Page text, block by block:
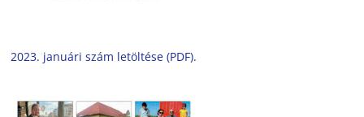
2023. januári szám letöltése (PDF).